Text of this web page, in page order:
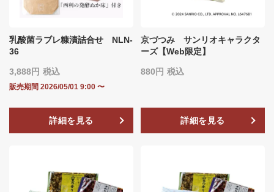
乳酸菌ラブレ糠漬詰合せ NLN‐
36
3,888 税込
販売期間 2026/05/01 9:00 〜
詳細を見る
京づつみ サンリオキャラクタ
ーズ【Web限定】
880 税込
詳細を見る